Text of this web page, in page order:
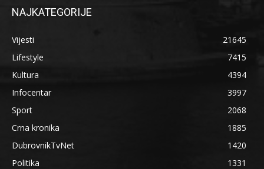
NAJKATEGORIJE
Vijesti
21645
Lifestyle
7415
Kultura
4394
Infocentar
3997
Sport
2068
Crna kronika
1885
DubrovnikTvNet
1420
Politika
1331